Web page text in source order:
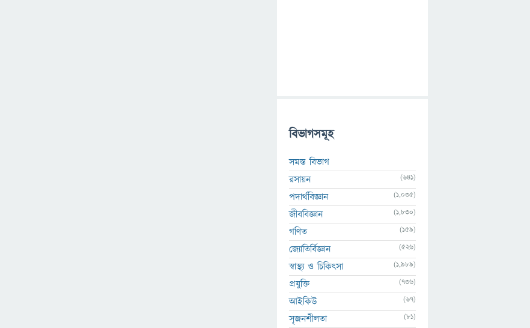
বিভাগসমূহ
সমস্ত বিভাগ
রসায়ন
(641)
পদার্থবিজ্ঞান (1,035)
জীববিজ্ঞান (1,830)
গণিত (159)
জ্যোতির্বিজ্ঞান (526)
স্বাস্থ্য ও চিকিৎসা (1,989)
প্রযুক্তি (736)
আইকিউ (67)
সৃজনশীলতা (81)